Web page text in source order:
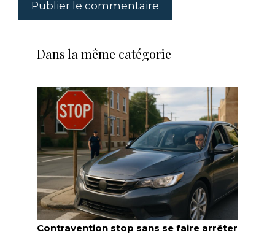
Dans la même catégorie
Contravention stop sans se faire arrêter